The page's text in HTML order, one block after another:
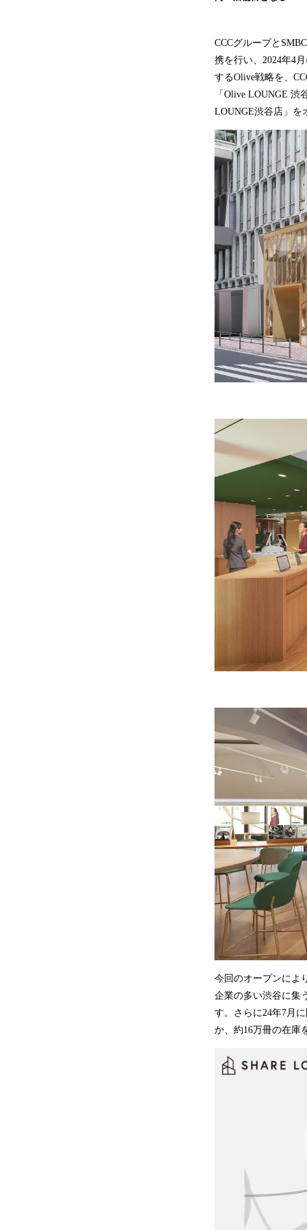
CCCグループと
携を行い、2024年4
するOlive戦略を、
「Olive LOUNGE
LOUNGE渋谷店」を
今回のオープンによ
企業の多い渋谷に集
す。さらに24年7月
か、約16万冊の在